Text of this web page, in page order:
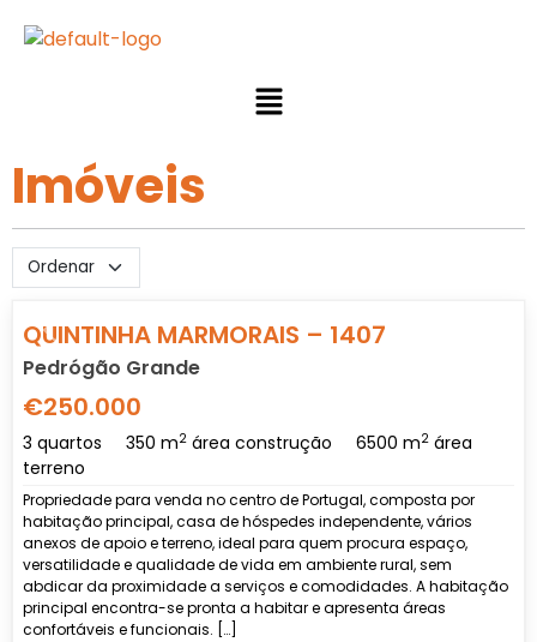
Imóveis
Previous
QUINTINHA MARMORAIS – 1407
Pedrógão Grande
€250.000
3 quartos 350 m2 área construção 6500 m2 área
terreno
Propriedade para venda no centro de Portugal, composta por
habitação principal, casa de hóspedes independente, vários
anexos de apoio e terreno, ideal para quem procura espaço,
versatilidade e qualidade de vida em ambiente rural, sem
abdicar da proximidade a serviços e comodidades. A habitação
principal encontra-se pronta a habitar e apresenta áreas
confortáveis e funcionais. […]